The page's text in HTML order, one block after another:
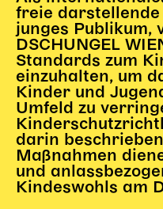
freie darstellende
junges Publikum,
DSCHUNGEL
Standards zum
einzuhalten, um
Kinder und
Umfeld zu
darin
Maßnahmen
und
Kindeswohls am